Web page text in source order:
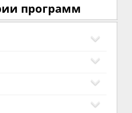
программ